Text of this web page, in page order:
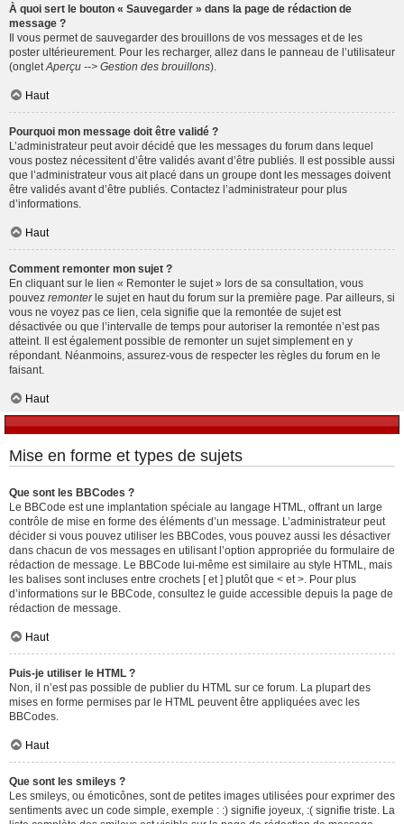
À quoi sert le bouton « Sauvegarder » dans la page de rédaction de
message ?
Il vous permet de sauvegarder des brouillons de vos messages et de les
poster ultérieurement. Pour les recharger, allez dans le panneau de l’utilisateur
(onglet Aperçu --> Gestion des brouillons).
Haut
Pourquoi mon message doit être validé ?
L’administrateur peut avoir décidé que les messages du forum dans lequel
vous postez nécessitent d’être validés avant d’être publiés. Il est possible aussi
que l’administrateur vous ait placé dans un groupe dont les messages doivent
être validés avant d’être publiés. Contactez l’administrateur pour plus
d’informations.
Haut
Comment remonter mon sujet ?
En cliquant sur le lien « Remonter le sujet » lors de sa consultation, vous
pouvez remonterle sujet en haut du forum sur la première page. Par ailleurs, si
vous ne voyez pas ce lien, cela signifie que la remontée de sujet est
désactivée ou que l’intervalle de temps pour autoriser la remontée n’est pas
atteint. Il est également possible de remonter un sujet simplement en y
répondant. Néanmoins, assurez-vous de respecter les règles du forum en le
faisant.
Haut
Mise en forme et types de sujets
Que sont les BBCodes ?
Le BBCode est une implantation spéciale au langage HTML, offrant un large
contrôle de mise en forme des éléments d’un message. L’administrateur peut
décider si vous pouvez utiliser les BBCodes, vous pouvez aussi les désactiver
dans chacun de vos messages en utilisant l’option appropriée du formulaire de
rédaction de message. Le BBCode lui-même est similaire au style HTML, mais
les balises sont incluses entre crochets [ et ] plutôt que < et >. Pour plus
d’informations sur le BBCode, consultez le guide accessible depuis la page de
rédaction de message.
Haut
Puis-je utiliser le HTML ?
Non, il n’est pas possible de publier du HTML sur ce forum. La plupart des
mises en forme permises par le HTML peuvent être appliquées avec les
BBCodes.
Haut
Que sont les smileys ?
Les smileys, ou émoticônes, sont de petites images utilisées pour exprimer des
sentiments avec un code simple, exemple : :) signifie joyeux, :( signifie triste. La